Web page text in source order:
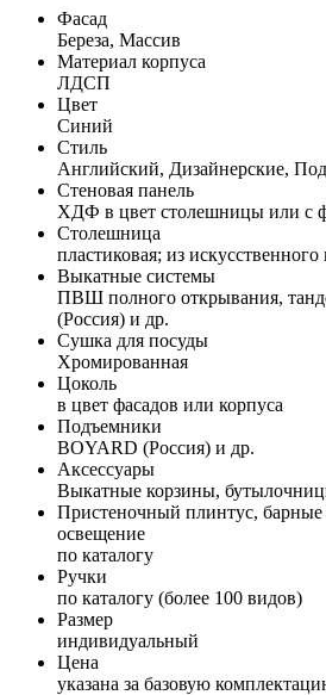
Фасад
Береза, Массив
Материал корпуса
ЛДСП
Цвет
Синий
Стиль
Английский, Дизайнерские,
Стеновая панель
ХДФ в цвет столешницы или с
Столешница
пластиковая; из искусственного
Выкатные системы
ПВШ полного открывания,
(Россия) и др.
Сушка для посуды
Хромированная
Цоколь
в цвет фасадов или корпуса
Подъемники
BOYARD (Россия) и др.
Аксессуары
Выкатные корзины,
Пристеночный плинтус, барные
освещение
по каталогу
Ручки
по каталогу (более 100 видов)
Размер
индивидуальный
Цена
указана за базовую